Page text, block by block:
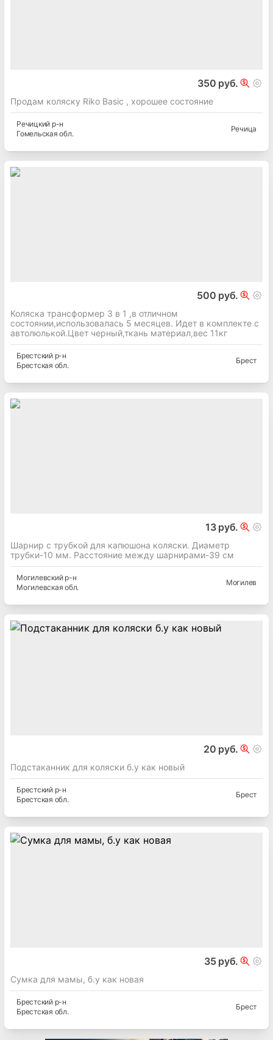
350 руб.
Продам коляску Riko Basic , хорошее состояние
Речицкий р-н
Гомельская обл.
Речица
500 руб.
Коляска трансформер 3 в 1 ,в отличном
состоянии,использовалась 5 месяцев. Идет в комплекте с
автолюлькой.Цвет черный,ткань материал,вес 11кг
Брестскийр-н
Брестская обл.
Брест
13 руб.
Шарнир с трубкой для капюшона коляски. Диаметр
трубки-10 мм. Расстояние между шарнирами-39 см
Могилевскийр-н
Могилевская обл.
Могилев
20 руб.
Подстаканник для коляски б.у как новый
Брестскийр-н
Брестская обл.
Брест
35 руб.
Сумка для мамы, б.у как новая
Брестскийр-н
Брестская обл.
Брест